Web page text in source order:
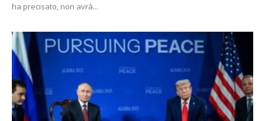
ha precisato, non avrà...